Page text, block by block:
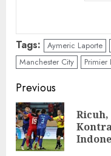
Tags: Aymeric Laporte
Manchester City
Primier
Continue
Reading
Previous
Ricuh,